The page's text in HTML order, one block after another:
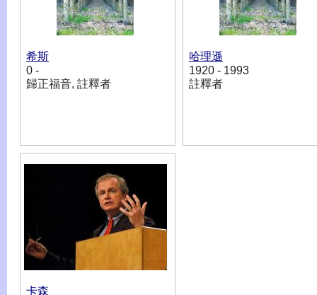
希斯
0 -
歸正福音, 註釋者
哈理遜
1920 - 1993
註釋者
卡森